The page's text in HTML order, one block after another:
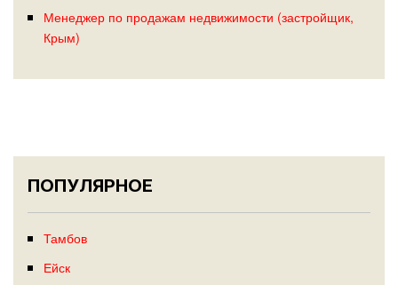
Менеджер по продажам недвижимости (застройщик,
Крым)
ПОПУЛЯРНОЕ
Тамбов
Ейск